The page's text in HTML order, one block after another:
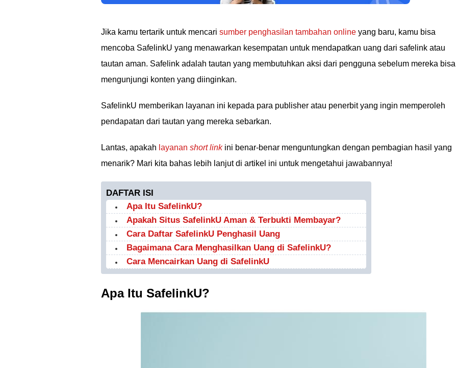
Jika kamu tertarik untuk mencari sumber penghasilan tambahan online yang baru, kamu bisa
mencoba SafelinkU yang menawarkan kesempatan untuk mendapatkan uang dari safelink atau
tautan aman. Safelink adalah tautan yang membutuhkan aksi dari pengguna sebelum mereka bisa
mengunjungi konten yang diinginkan.
SafelinkU memberikan layanan ini kepada para publisher atau penerbit yang ingin memperoleh
pendapatan dari tautan yang mereka sebarkan.
Lantas, apakah layanan short linkini benar-benar menguntungkan dengan pembagian hasil yang
menarik? Mari kita bahas lebih lanjut di artikel ini untuk mengetahui jawabannya!
DAFTAR ISI
Apa Itu SafelinkU?
Apakah Situs SafelinkU Aman & Terbukti Membayar?
Cara Daftar SafelinkU Penghasil Uang
Bagaimana Cara Menghasilkan Uang di SafelinkU?
Cara Mencairkan Uang di SafelinkU
Apa Itu SafelinkU?